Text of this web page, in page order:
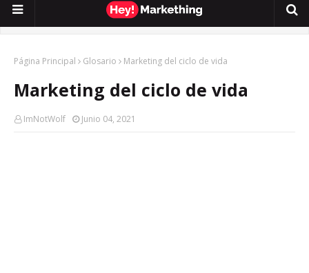
Página Principal Glosario Marketing del ciclo de vida
Marketing del ciclo de vida
ImNotWolf Junio 04, 2021